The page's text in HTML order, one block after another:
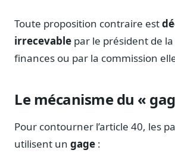
Cabinets, DRI, consultants en lobbying
Affaires réglementaires
Parlementaires
Journalistes
Toute proposition contraire est
irrecevable par le président de
finances ou par la commission
Le mécanisme du «
Pour contourner l’article 40, les
utilisent un gage :